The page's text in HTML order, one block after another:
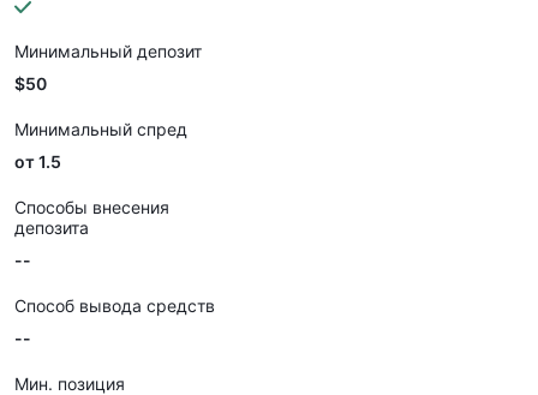
Минимальный депозит
$50
Минимальный спред
от 1.5
Способы внесения
депозита
--
Способ вывода средств
--
Мин. позиция